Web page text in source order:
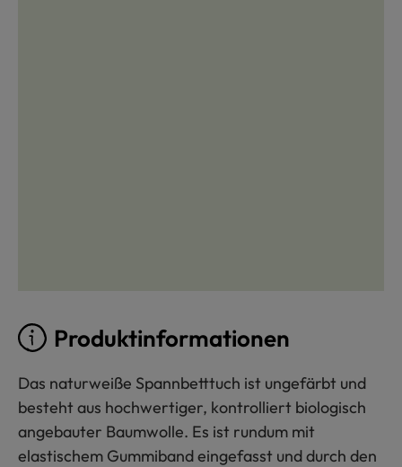
Produktinformationen
Das naturweiße Spannbetttuch ist ungefärbt und
besteht aus hochwertiger, kontrolliert biologisch
angebauter Baumwolle. Es ist rundum mit
elastischem Gummiband eingefasst und durch den